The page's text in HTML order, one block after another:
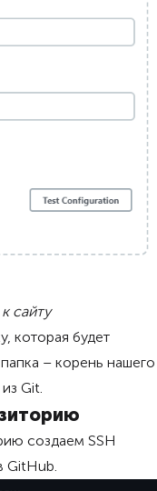
сайту
которая будет
– корень нашего
Git.
создаем SSH
GitHub.